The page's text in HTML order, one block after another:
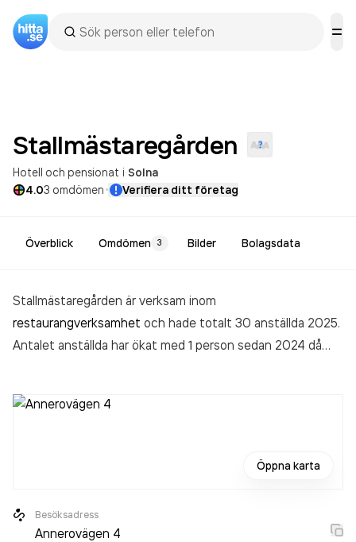
Stallmästaregården
Hotell och pensionat i Solna
4.03 omdömen· Verifiera ditt företag
Överblick Omdömen 3 Bilder Bolagsdata
Stallmästaregården är verksam inom
restaurangverksamhet och hade totalt 30 anställda 2025.
Antalet anställda har ökat med 1 person sedan 2024 då
omsatte 63 863 000,00 kr
Öppna karta
Besöksadress
Annerovägen 4